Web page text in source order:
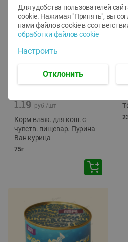
1.19 руб./шт
Корм влаж. для кош. с
чувств. пищевар. Пурина
Ван курица
75г
Для удобства пользователей
cookie. Нажимая "Принять", вы
нами файлов cookie в
обработки файлов cookie
Настроить
Отклонить